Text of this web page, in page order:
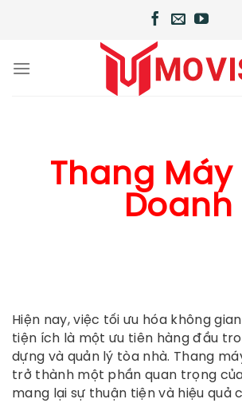
dung
Thang Máy
Doanh
Hiện nay, việc tối ưu hóa không
tiện ích là một ưu tiên hàng đầu
dựng và quản lý tòa nhà. Thang
trở thành một phần quan trọng
mang lại sự thuận tiện và hiệu quả